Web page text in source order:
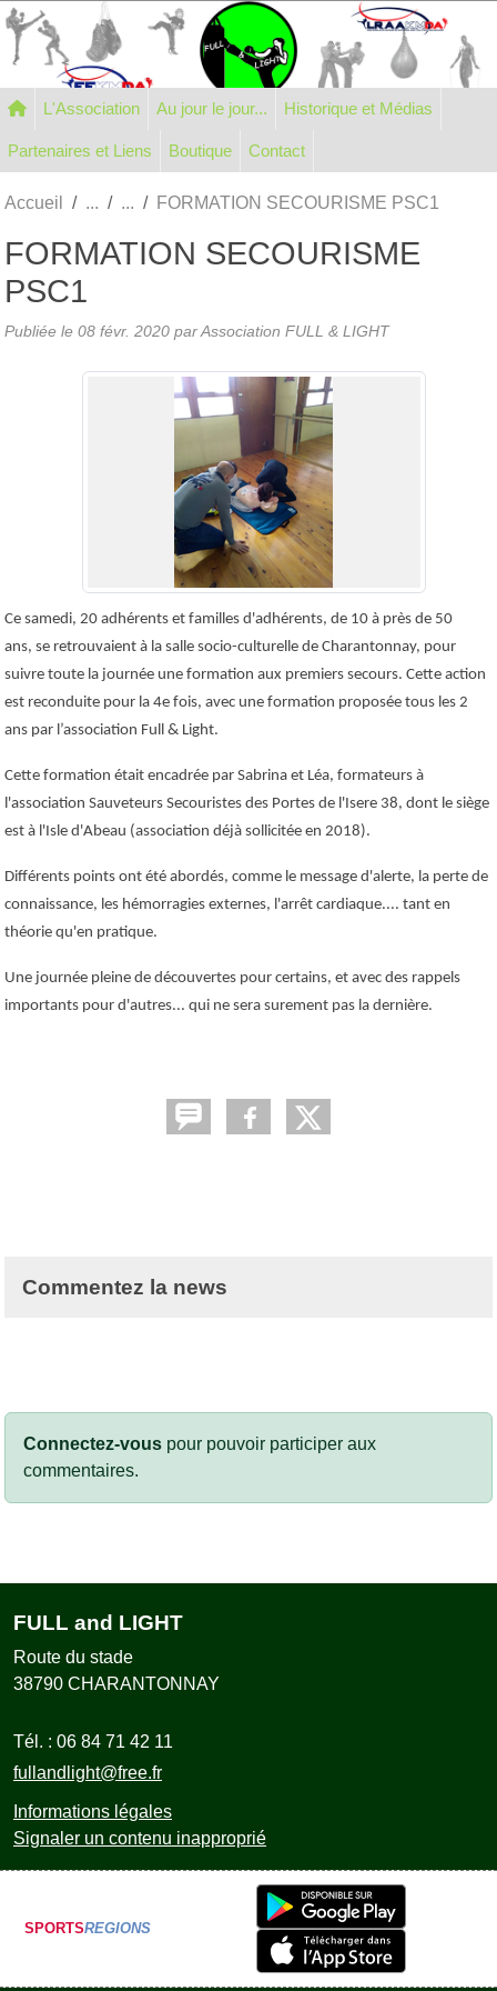
L'Association Au jour le jour... Historique et Médias
Partenaires et Liens Boutique Contact
Accueil FORMATION SECOURISME PSC1
FORMATION SECOURISME
PSC1
Publiée le 08 févr. 2020 par Association FULL & LIGHT
Ce samedi, 20 adhérents et familles d'adhérents, de 10 à près de 50
ans, se retrouvaient à la salle socio-culturelle de Charantonnay, pour
suivre toute la journée une formation aux premiers secours. Cette action
est reconduite pour la 4e fois, avec une formation proposée tous les 2
ans par l’association Full & Light.
Cette formation était encadrée par Sabrina et Léa, formateurs à
l'association Sauveteurs Secouristes des Portes de l'Isere 38, dont le siège
est à l'Isle d'Abeau (association déjà sollicitée en 2018).
Différents points ont été abordés, comme le message d'alerte, la perte de
connaissance, les hémorragies externes, l'arrêt cardiaque.... tant en
théorie qu'en pratique.
Une journée pleine de découvertes pour certains, et avec des rappels
importants pour d'autres... qui ne sera surement pas la dernière.
Commentez la news
Connectez-vous pour pouvoir participer aux
commentaires.
FULL and LIGHT
Route du stade
38790 CHARANTONNAY
Tél. : 06 84 71 42 11
fullandlight@free.fr
Informations légales
Signaler un contenu inapproprié
SPORTSREGIONS
Panneau de gestion des cookies